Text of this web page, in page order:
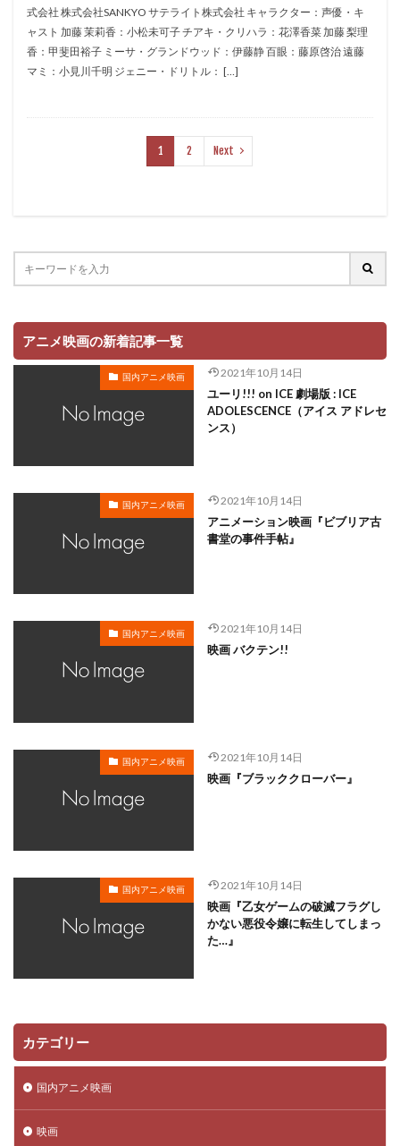
ソニー・ピクチャーズエンタテインメント
ソニー・ピクチャーズ・アニメーション
ソニー・ピクチャーズ・イメージワークス
ソフトイメージ社
ゾーイ・サルダナ
タカ（タカアンドトシ）
ドリームワークス・アニメーション
ドリームワークス・アニメーションSKG
ドン・ホール
ナンシー梅木
ニコロデオン・ムービーズ
ニック・パーク
ニトロゲン・スタジオ
ノーゲーム・ノーライフ ゼロ製作委員会
ハンス・パーク
バイブリーアニメーションスタジオ
バイロン・ハワード
バビット
バリー・クック
バンダイナムコゲームス
ドゥニ・ドゥ
トータス松本
ディーン・デュボア
デイブ・フィローニ
デイブ・ペイン
デイヴィッド・ハンド
デジタルネットワークアニメーション
トシ（タカアンドトシ）
トニー・セルボーン
トレーシー・グランドスタッフ
トライアングルスタッフ
トランスフォーマー
トレイ・パーカー
ミヤコ蝶々
ムロツヨシ
世弥きくよ
世戸さおり
中井貴一
中國卓郎
中尾彬 中尾明慶
中尾隆聖
中山エミリ
中島愛
中島由貴 下田麻美
下田正美
中嶋佳葉
式会社 株式会社SANKYO サテライト株式会社 キャラクター：声優・キ
ャスト 加藤 茉莉香：小松未可子 チアキ・クリハラ：花澤香菜 加藤 梨理
香：甲斐田裕子 ミーサ・グランドウッド：伊藤静 百眼：藤原啓治 遠藤
マミ：小見川千明 ジェニー・ドリトル： […]
1 2 Next
アニメ映画の新着記事一覧
国内アニメ映画 2021年10月14日
ユーリ!!! on ICE 劇場版 : ICE
ADOLESCENCE（アイス アドレセ
ンス）
国内アニメ映画 2021年10月14日
アニメーション映画『ビブリア古
書堂の事件手帖』
国内アニメ映画 2021年10月14日
映画 バクテン!!
国内アニメ映画 2021年10月14日
映画『ブラッククローバー』
国内アニメ映画 2021年10月14日
映画『乙女ゲームの破滅フラグし
かない悪役令嬢に転生してしまっ
た…』
カテゴリー
国内アニメ映画
映画